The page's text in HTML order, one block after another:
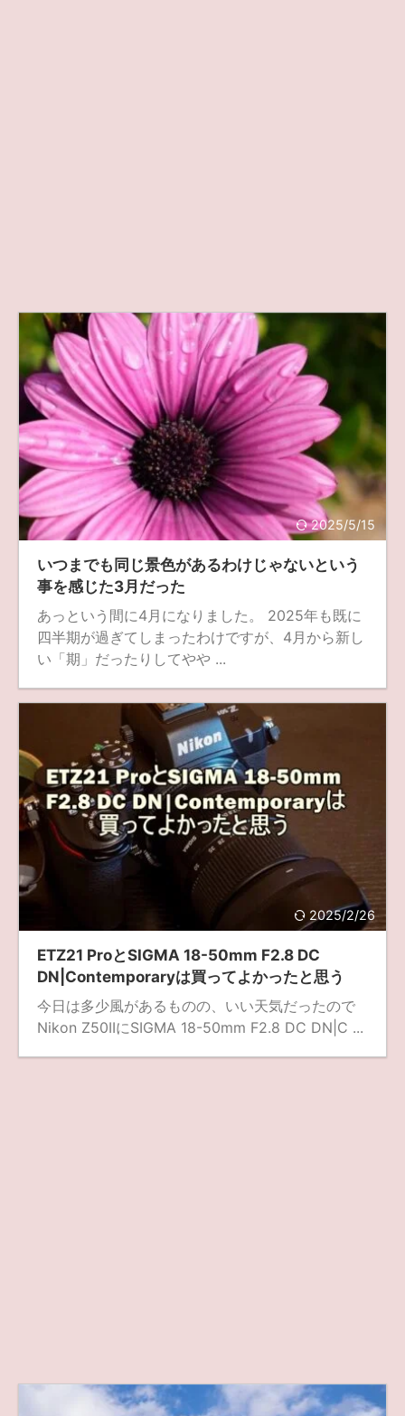
2025/5/15
いつまでも同じ景色があるわけじゃないという
事を感じた3月だった
あっという間に4月になりました。 2025年も既に
四半期が過ぎてしまったわけですが、4月から新し
い「期」だったりしてやや ...
2025/2/26
ETZ21 ProとSIGMA 18-50mm F2.8 DC
DN|Contemporaryは買ってよかったと思う
今日は多少風があるものの、いい天気だったので
Nikon Z50IIにSIGMA 18-50mm F2.8 DC DN|C ...